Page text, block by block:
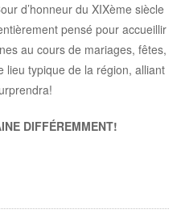
d’honneur du XIXème siècle
pensé pour accueillir
au cours de mariages, fêtes,
lieu typique de la région, alliant
DIFFÉREMMENT!